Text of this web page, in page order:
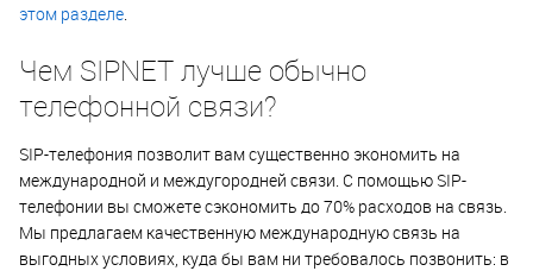
этом разделе.
Чем SIPNET лучше обычно
телефонной связи?
SIP-телефония позволит вам существенно экономить на
международной и междугородней связи. С помощью SIP-
телефонии вы сможете сэкономить до 70% расходов на связь.
Мы предлагаем качественную международную связь на
выгодных условиях, куда бы вам ни требовалось позвонить: в